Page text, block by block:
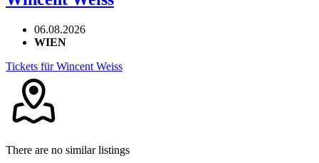
06.08.2026
WIEN
Tickets für Wincent Weiss
There are no similar listings